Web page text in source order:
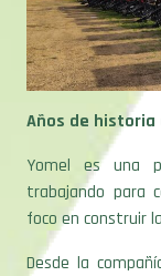
Años de
Yomel es una
trabajando para
foco en construir
Desde la